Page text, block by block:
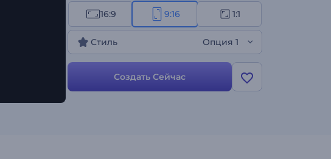
Идеально подходит для компаний, творческих
проектов и частных лиц, желающих произвести
яркий визуальный эффект и оставить
неизгладимый след в памяти зрителей.
Создавайте прямо сейчас, и пусть ваш бренд
завоюет всеобщее внимание!
16:9 9:16 1:1
Стиль Опция 1
Создать Сейчас